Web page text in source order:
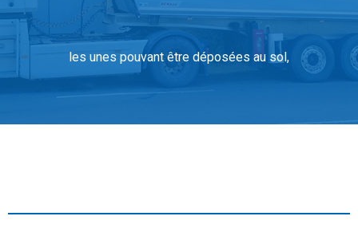
les unes pouvant être déposées au sol,